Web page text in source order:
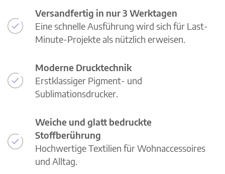
Versandfertig in nur 3 Werktagen
Eine schnelle Ausführung wird sich für Last-
Minute-Projekte als nützlich erweisen.
Moderne Drucktechnik
Erstklassiger Pigment- und
Sublimationsdrucker.
Weiche und glatt bedruckte
Stoffberührung
Hochwertige Textilien für Wohnaccessoires
und Alltag.